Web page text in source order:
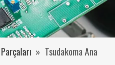
» Tsudakoma Ana